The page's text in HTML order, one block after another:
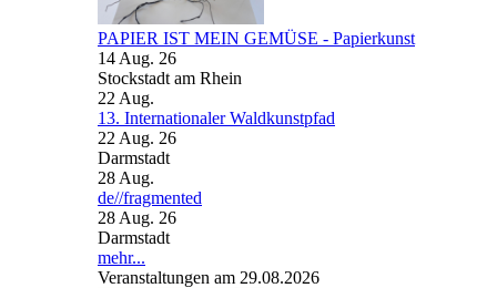
PAPIER IST MEIN GEMÜSE - Papierkunst
14 Aug. 26
Stockstadt am Rhein
22 Aug.
13. Internationaler Waldkunstpfad
22 Aug. 26
Darmstadt
28 Aug.
de//fragmented
28 Aug. 26
Darmstadt
mehr...
Veranstaltungen am 29.08.2026